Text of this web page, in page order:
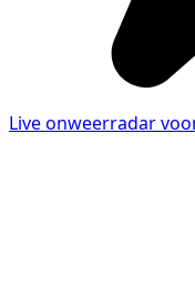
Live onweerradar